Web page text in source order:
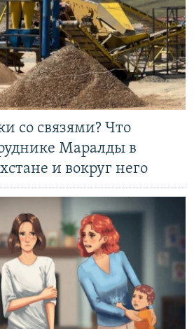
со связями? Что
Маралды в
и вокруг него